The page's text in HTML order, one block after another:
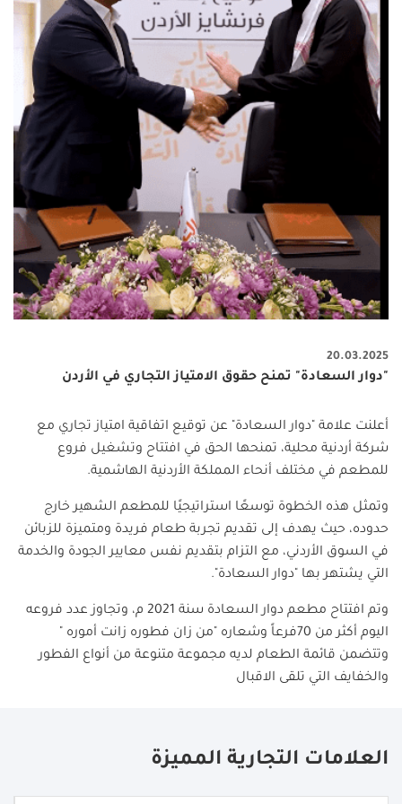
20.03.2025
"دوار السعادة" تمنح حقوق الامتياز التجاري في الأردن
أعلنت علامة "دوار السعادة" عن توقيع اتفاقية امتياز تجاري مع
شركة أردنية محلية، تمنحها الحق في افتتاح وتشغيل فروع
للمطعم في مختلف أنحاء المملكة الأردنية الهاشمية.
وتمثل هذه الخطوة توسعًا استراتيجيًا للمطعم الشهير خارج
حدوده، حيث يهدف إلى تقديم تجربة طعام فريدة ومتميزة للزبائن
في السوق الأردني، مع التزام بتقديم نفس معايير الجودة والخدمة
التي يشتهر بها "دوار السعادة".
وتم افتتاح مطعم دوار السعادة سنة 2021 م، وتجاوز عدد فروعه
اليوم أكثر من 70فرعاً وشعاره "من زان فطوره زانت أموره "
وتتضمن قائمة الطعام لديه مجموعة متنوعة من أنواع الفطور
والخفايف التي تلقى الاقبال
العلامات التجارية المميزة